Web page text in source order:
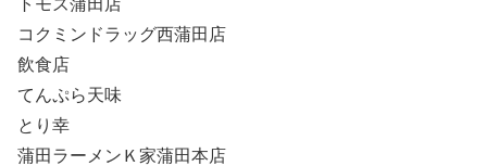
コクミンドラッグ西蒲田店
飲食店
てんぷら天味
とり幸
蒲田ラーメンＫ家蒲田本店